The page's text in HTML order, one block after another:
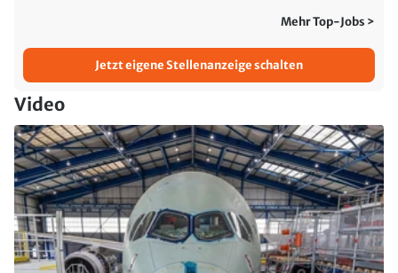
Mehr Top-Jobs >
Jetzt eigene Stellenanzeige schalten
Video